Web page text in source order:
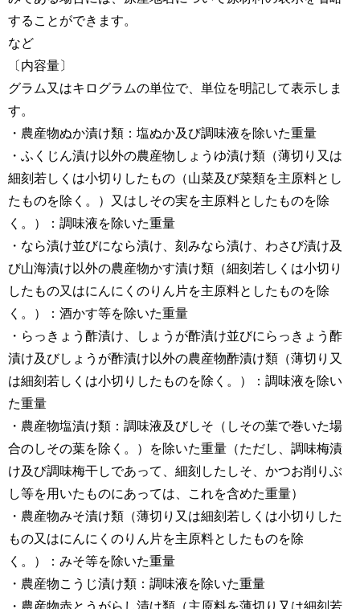
することができます。
など
〔内容量〕
グラム又はキログラムの単位で、単位を明記して表示しま
す。
・農産物ぬか漬け類：塩ぬか及び調味液を除いた重量
・ふくじん漬け以外の農産物しょうゆ漬け類（薄切り又は
細刻若しくは小切りしたもの（山菜及び菜類を主原料とし
たものを除く。）又はしその実を主原料としたものを除
く。）：調味液を除いた重量
・なら漬け並びになら漬け、刻みなら漬け、わさび漬け及
び山海漬け以外の農産物かす漬け類（細刻若しくは小切り
したもの又はにんにくのりん片を主原料としたものを除
く。）：酒かす等を除いた重量
・らっきょう酢漬け、しょうが酢漬け並びにらっきょう酢
漬け及びしょうが酢漬け以外の農産物酢漬け類（薄切り又
は細刻若しくは小切りしたものを除く。）：調味液を除い
た重量
・農産物塩漬け類：調味液及びしそ（しその葉で巻いた場
合のしその葉を除く。）を除いた重量（ただし、調味梅漬
け及び調味梅干しであって、細刻したしそ、かつお削りぶ
し等を用いたものにあっては、これを含めた重量）
・農産物みそ漬け類（薄切り又は細刻若しくは小切りした
もの又はにんにくのりん片を主原料としたものを除
く。）：みそ等を除いた重量
・農産物こうじ漬け類：調味液を除いた重量
・農産物赤とうがらし漬け類（主原料を薄切り又は細刻若